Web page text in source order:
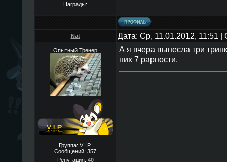
Награды:
Nat Дата: Ср, 11.01.2012, 11:51
Опытный Тренер
Группа: V.I.P.
Сообщений: 357
Репутация: 40
А я вчера вынесла три
них 7 рарности.